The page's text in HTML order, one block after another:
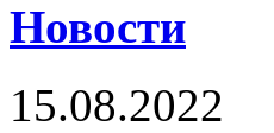
Новости
15.08.2022